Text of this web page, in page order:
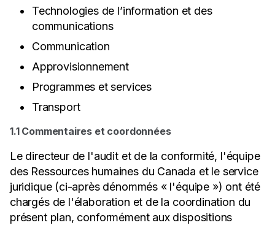
Technologies de l’information et des
communications
Communication
Approvisionnement
Programmes et services
Transport
1.1 Commentaires et coordonnées
Le directeur de l'audit et de la conformité, l'équipe
des Ressources humaines du Canada et le service
juridique (ci-après dénommés « l'équipe ») ont été
chargés de l'élaboration et de la coordination du
présent plan, conformément aux dispositions